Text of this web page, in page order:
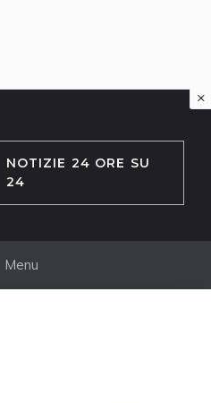
NOTIZIE 24 ORE SU
24
Menu
×